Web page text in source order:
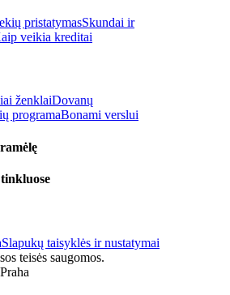
pristatymasSkundai ir
veikia kreditai
ženklaiDovanų
programaBonami verslui
Slapukų taisyklės ir nustatymai
teisės saugomos.